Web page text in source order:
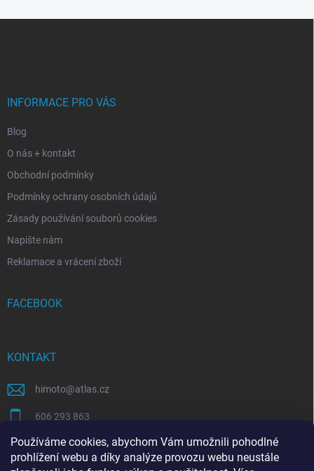
Používáme cookies, abychom Vám umožnili pohodlné
prohlížení webu a díky analýze provozu webu neustále
INFORMACE PRO VÁS
Blog
O nás + kontakt
Obchodní podmínky
Podmínky ochrany osobních údajů
Zásady používání souborů cookies
Napište nám
Reklamace a vrácení zboží
FACEBOOK
KONTAKT
himoto@atlas.cz
606 293 863
https://www.facebook.com/himotocz